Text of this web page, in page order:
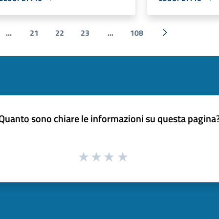
... 21 22 23 ... 108
Successiva »
sono chiare le informazioni su questa